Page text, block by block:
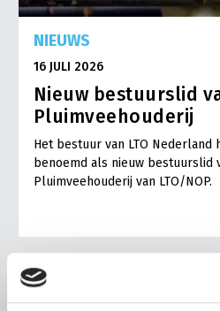
NIEUWS
16 JULI 2026
Nieuw bestuurslid
Pluimveehouderij
Het bestuur van LTO Nederland
benoemd als nieuw bestuurslid
Pluimveehouderij van LTO/NOP.